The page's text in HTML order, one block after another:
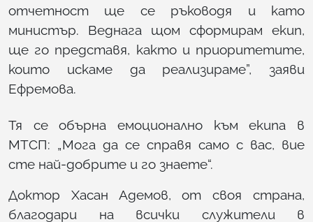
отчетност ще се ръководя и като
министър. Веднага щом сформирам екип,
ще го представя, както и приоритетите,
които искаме да реализираме”, заяви
Ефремова.
Тя се обърна емоционално към екипа в
МТСП: „Мога да се справя само с вас, вие
сте най-добрите и го знаете“.
Доктор Хасан Адемов, от своя страна,
благодари на всички служители в